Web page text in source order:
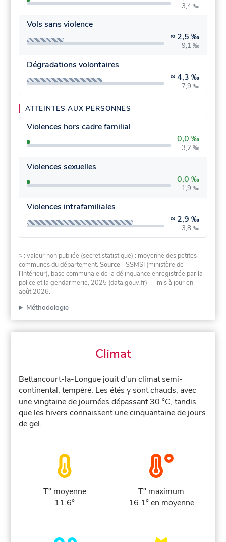
3,4 ‰
Vols sans violence
≈ 2,5 ‰
9,1 ‰
Dégradations volontaires
≈4,3 ‰
7,9 ‰
ATTEINTES AUX PERSONNES
Violences hors cadre familial
0,0 ‰
3,2 ‰
Violences sexuelles
0,0 ‰
1,9 ‰
Violences intrafamiliales
≈ 2,9 ‰
3,8 ‰
≈ : valeur non publiée (secret statistique) : moyenne des petites
communes du département.Source - SSMSI (ministère de
l'Intérieur), base communale de la délinquance enregistrée par la
police et la gendarmerie, 2025 (data.gouv.fr) — mis à jour en
août 2026.
Méthodologie
Climat
Bettancourt-la-Longue jouit d'un climat semi-
continental, tempéré. Les étés y sont chauds, avec
une vingtaine de journées dépassant 30 °C, tandis
que les hivers connaissent une cinquantaine de jours
de gel.
T° moyenne
11.6°
T° maximum
16.1° en moyenne